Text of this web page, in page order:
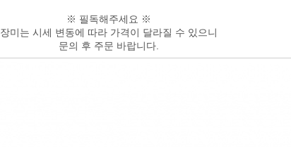
※ 필독해주세요 ※
장미는 시세 변동에 따라 가격이 달라질 수 있으니
문의 후 주문 바랍니다.